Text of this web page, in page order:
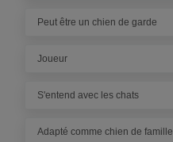
Peut être un chien de garde
Joueur
S'entend avec les chats
Adapté comme chien de famille